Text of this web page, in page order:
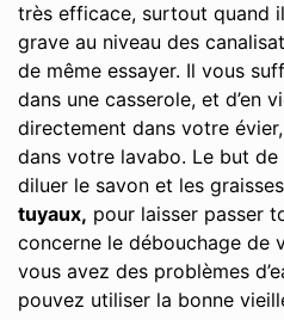
très efficace, surtout quand il
grave au niveau des
de même essayer. Il vous
dans une casserole, et d’en
directement dans votre
dans votre lavabo. Le but
diluer le savon et les
tuyaux, pour laisser passer
concerne le débouchage de
vous avez des problèmes
pouvez utiliser la bonne